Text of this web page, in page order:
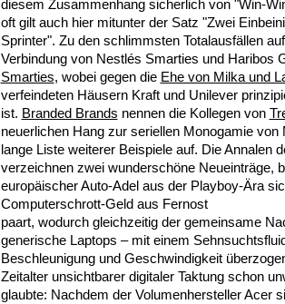
diesem Zusammenhang sicherlich von "Win-
oft gilt auch hier mitunter der Satz "Zwei
Sprinter". Zu den schlimmsten Totalausfällen
Verbindung von Nestlés Smarties und Haribos
Smarties, wobei gegen die Ehe von Milka und
verfeindeten Häusern Kraft und Unilever
ist. Branded Brands nennen die Kollegen von
neuerlichen Hang zur seriellen Monogamie von
lange Liste weiterer Beispiele auf. Die Annalen
verzeichnen zwei wunderschöne Neueinträge,
europäischer Auto-Adel aus der Playboy-Ära
Computerschrott-Geld aus Fernost
paart, wodurch gleichzeitig der gemeinsame
generische Laptops – mit einem
Beschleunigung und Geschwindigkeit
Zeitalter unsichtbarer digitaler Taktung schon
glaubte: Nachdem der Volumenhersteller Acer